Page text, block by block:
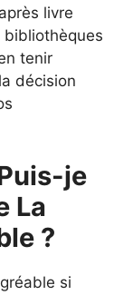
livre
tenir
décision
je
La
?
si